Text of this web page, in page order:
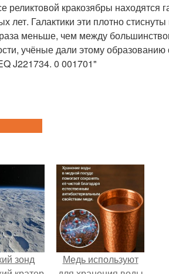
кракозябры находятся
лет. Галактики эти плотно стиснуты
меньше, чем между
учёные дали этому
J221734. 0 001701"
зонд
Медь используют